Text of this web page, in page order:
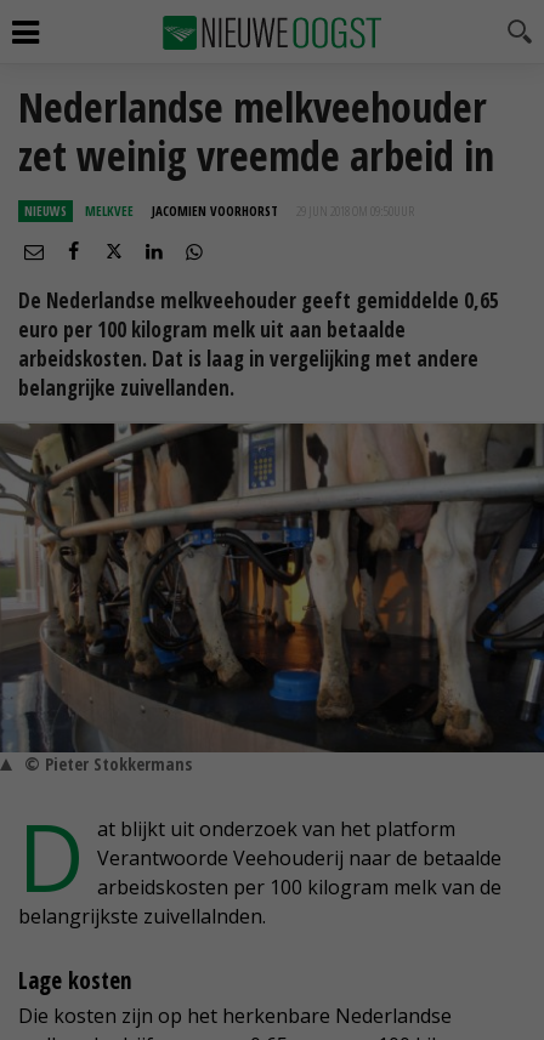
Nederlandse melkveehouder
zet weinig vreemde arbeid in
NIEUWS MELKVEE JACOMIEN VOORHORST 29 JUN 2018 OM 09:50
De Nederlandse melkveehouder geeft gemiddelde 0,65
euro per 100 kilogram melk uit aan betaalde
arbeidskosten. Dat is laag in vergelijking met andere
belangrijke zuivellanden.
© Pieter Stokkermans
D
at blijkt uit onderzoek van het platform
Verantwoorde Veehouderij naar de betaalde
arbeidskosten per 100 kilogram melk van de
belangrijkste zuivellalnden.
Lage kosten
Die kosten zijn op het herkenbare Nederlandse